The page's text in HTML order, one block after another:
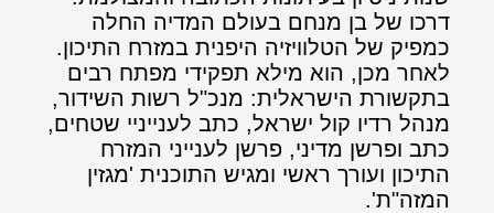
דרכו של בן מנחם בעולם המדיה החלה
כמפיק של הטלוויזיה היפנית במזרח התיכון.
לאחר מכן, הוא מילא תפקידי מפתח רבים
בתקשורת הישראלית: מנכ"ל רשות השידור,
מנהל רדיו קול ישראל, כתב לענייניי שטחים,
כתב ופרשן מדיני, פרשן לענייני המזרח
התיכון ועורך ראשי ומגיש התוכנית 'מגזין
המזה"ת'.